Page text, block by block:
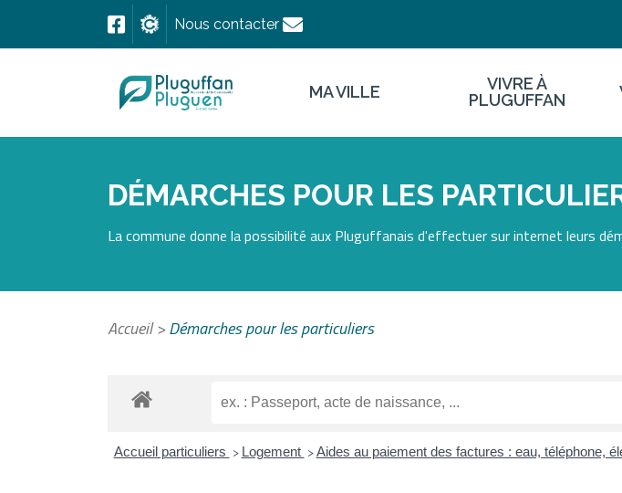
Nous contacter
MA VILLE
VIVRE À
PLUGUFFAN
DÉMARCHES POUR LES
La commune donne la possibilité aux Pluguffanais d'effectuer sur internet leurs
Accueil>Démarches pour les particuliers
Accueil particuliers > Logement > Aides au paiement des factures : eau, téléphone,